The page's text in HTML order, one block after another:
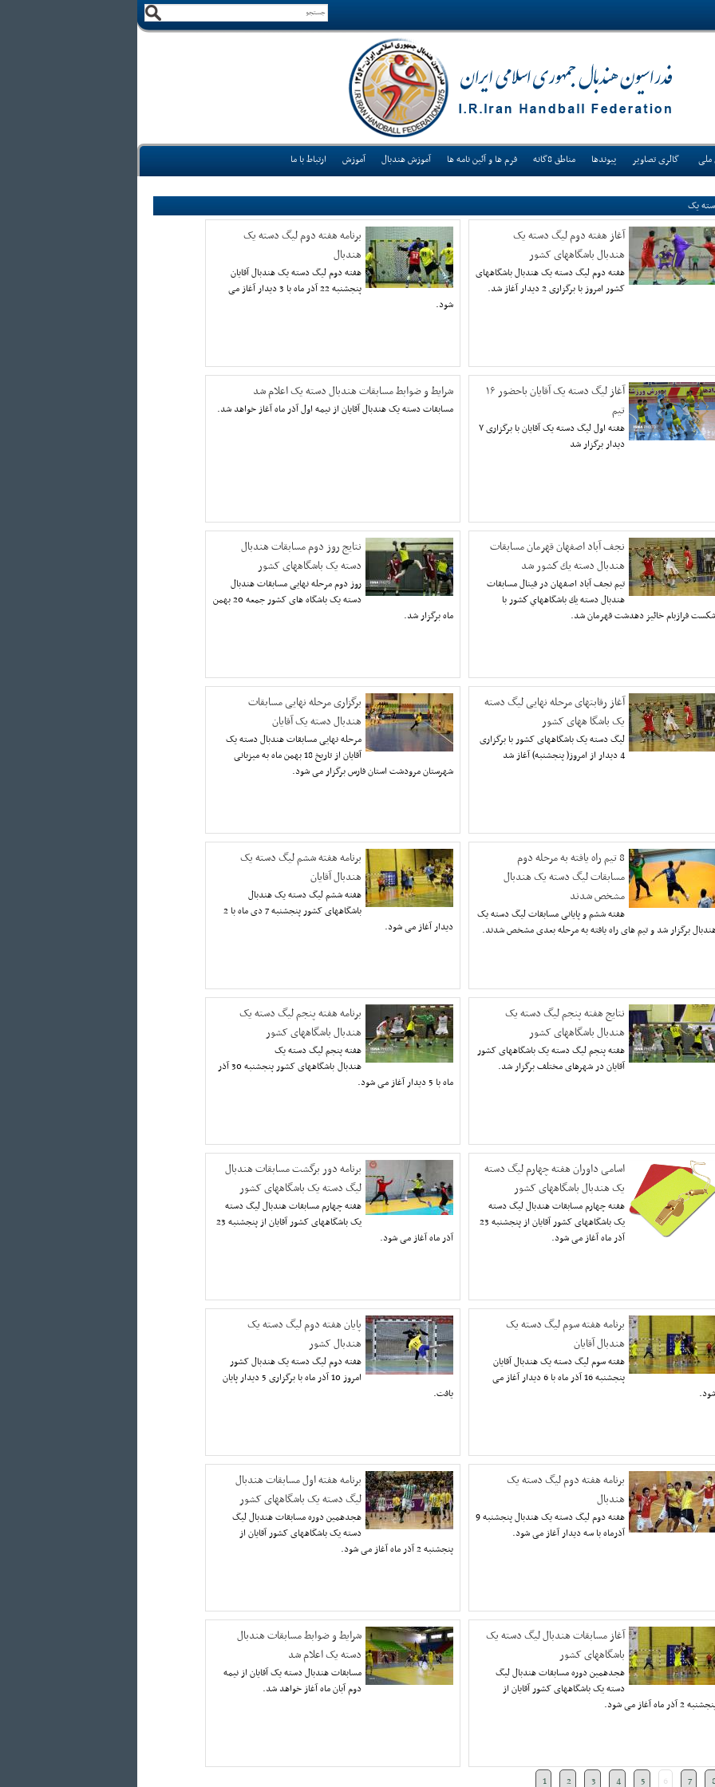
ملی گالری تصاویر پیوندها مناطق 8گانه فرم ها و آئین نامه ها آموزش هندبال آموزش ارتباط با ما
یک
آغاز هفته دوم لیگ دسته یک
هندبال باشگاههای کشور
هفته دوم لیگ دسته یک هندبال باشگاههای
کشور امروز با برگزاری 2 دیدار آغاز شد.
برنامه هفته دوم لیگ دسته یک
هندبال
هفته دوم لیگ دسته یک هندبال آقایان
پنجشنبه 22 آذر ماه با 3 دیدار آغاز می
شود.
آغاز لیگ دسته یک آقایان باحضور ۱۶
تیم
هفته اول لیگ دسته یک آقایان با برگزاری ۷
دیدار برگزار شد
شرایط و ضوابط مسابقات هندبال دسته یک اعلام شد
مسابقات دسته یک هندبال آقایان از نیمه اول آذر ماه آغاز خواهد شد.
نجف آباد اصفهان قهرمان مسابقات
هندبال دسته يك كشور شد
تيم نجف آباد اصفهان در فينال مسابقات
هندبال دسته يك باشگاههاي كشور با
فرازبام خائيز دهدشت قهرمان شد.
نتایج روز دوم مسابقات هندبال
دسته یک باشگاههای کشور
روز دوم مرحله نهایی مسابقات هندبال
دسته یک باشگاه های کشور جمعه 20 بهمن
ماه برگزار شد.
آغاز رقابتهای مرحله نهایی لیگ دسته
یک باشگا ههای کشور
لیگ دسته یک باشگاههای کشور با برگزاری
4 دیدار از امروز( پنجشنبه) آغاز شد
برگزاری مرحله نهایی مسابقات
هندبال دسته یک آقایان
مرحله نهایی مسابقات هندبال دسته یک
آقایان از تاریخ 18 بهمن ماه به میزبانی
شهرستان مرودشت استان فارس برگزار می شود.
8 تیم راه یافته به مرحله دوم
مسابقات لیگ دسته یک هندبال
مشخص شدند
هفته ششم و پایانی مسابقات لیگ دسته یک
برگزار شد و تیم های راه یافته به مرحله بعدی مشخص شدند.
برنامه هفته ششم لیگ دسته یک
هندبال آقایان
هفته ششم لیگ دسته یک هندبال
باشگاههای کشور پنجشنبه 7 دی ماه با 2
دیدار آغاز می شود.
نتایج هفته پنجم لیگ دسته یک
هندبال باشگاههای کشور
هفته پنجم لیگ دسته یک باشگاههای کشور
آقایان در شهرهای مختلف برگزار شد.
برنامه هفته پنجم لیگ دسته یک
هندبال باشگاههای کشور
هفته پنجم لیگ دسته یک
هندبال باشگاههای کشور پنجشنبه 30 آذر
ماه با 5 دیدار آغاز می شود.
اسامی داوران هفته چهارم لیگ دسته
یک هندبال باشگاههای کشور
هفته چهارم مسابقات هندبال ليگ دسته
يک باشگاههای کشور آقایان از پنجشنبه 23
آذر ماه آغاز می شود.
برنامه دور برگشت مسابقات هندبال
لیگ دسته یک باشگاههای کشور
هفته چهارم مسابقات هندبال ليگ دسته
يک باشگاههای کشور آقایان از پنجشنبه 23
آذر ماه آغاز می شود.
برنامه هفته سوم لیگ دسته یک
هندبال آقایان
هفته سوم لیگ دسته یک هندبال آقایان
پنجشنبه 16 آذر ماه با 6 دیدار آغاز می
پایان هفته دوم لیگ دسته یک
هندبال کشور
هفته دوم لیگ دسته یک هندبال کشور
امروز 10 آذر ماه با برگزاری 5 دیدار پایان
یافت.
برنامه هفته دوم لیگ دسته یک
هندبال
هفته دوم لیگ دسته یک هندبال پنجشنبه 9
آذرماه با سه دیدار آغاز می شود.
برنامه هفته اول مسابقات هندبال
لیگ دسته یک باشگاههای کشور
هجدهمين دوره مسابقات هندبال ليگ
دسته يک باشگاههای کشور آقایان از
پنجشنبه 2 آذر ماه آغاز می شود.
آغاز مسابقات هندبال لیگ دسته یک
باشگاههای کشور
هجدهمين دوره مسابقات هندبال ليگ
دسته يک باشگاههای کشور آقایان از
2 آذر ماه آغاز می شود.
شرایط و ضوابط مسابقات هندبال
دسته یک اعلام شد
مسابقات هندبال دسته یک آقایان از نیمه
دوم آبان ماه آغاز خواهد شد.
1 2 3 4 5 6 7